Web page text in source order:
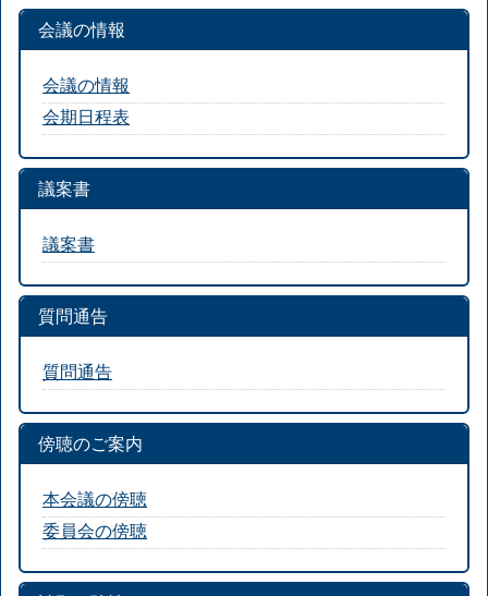
会議の情報
会議の情報
会期日程表
議案書
議案書
質問通告
質問通告
傍聴のご案内
本会議の傍聴
委員会の傍聴